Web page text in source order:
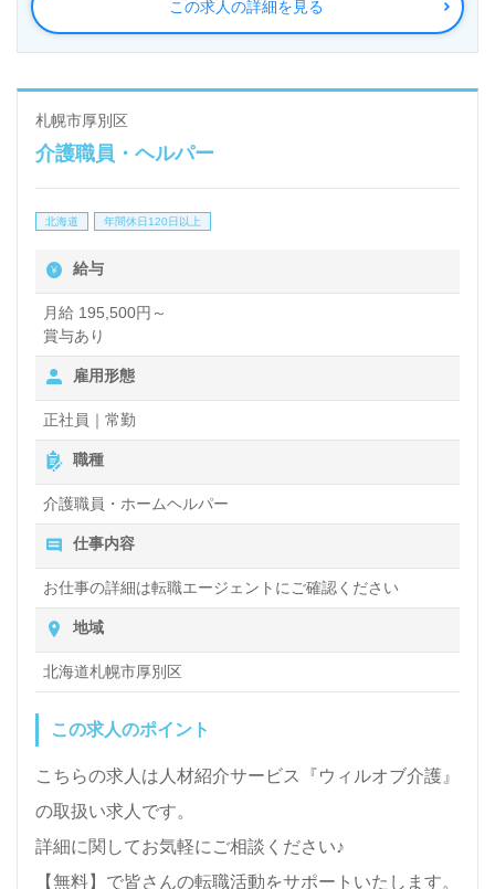
この求人の詳細を見る
札幌市厚別区
介護職員・ヘルパー
北海道 年間休日120日以上
給与
月給 195,500円～
賞与あり
雇用形態
正社員｜常勤
職種
介護職員・ホームヘルパー
仕事内容
お仕事の詳細は転職エージェントにご確認ください
地域
北海道札幌市厚別区
この求人のポイント
こちらの求人は人材紹介サービス『ウィルオブ介護』
の取扱い求人です。
詳細に関してお気軽にご相談ください♪
【無料】で皆さんの転職活動をサポートいたします。